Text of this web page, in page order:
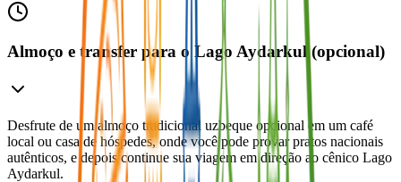
Almoço e transfer para o Lago Aydarkul (opcional)
Desfrute de um almoço tradicional uzbeque opcional em um café
local ou casa de hóspedes, onde você pode provar pratos nacionais
autênticos, e depois continue sua viagem em direção ao cênico Lago
Aydarkul.